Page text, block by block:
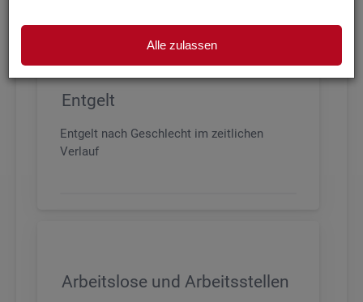
Alle zulassen
Entgelt
Entgelt nach Geschlecht im zeitlichen
Verlauf
Arbeitslose und Arbeitsstellen